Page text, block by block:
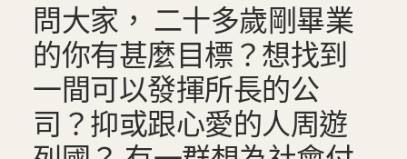
問大家， 二十多歲剛畢業
的你有甚麼目標？想找到
一間可以發揮所長的公
司？抑或跟心愛的人周遊